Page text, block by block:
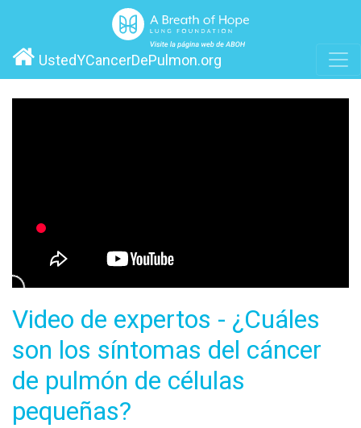
UstedYCancerDePulmon.org
Video de expertos - ¿Cuáles
son los síntomas del cáncer
de pulmón de células
pequeñas?